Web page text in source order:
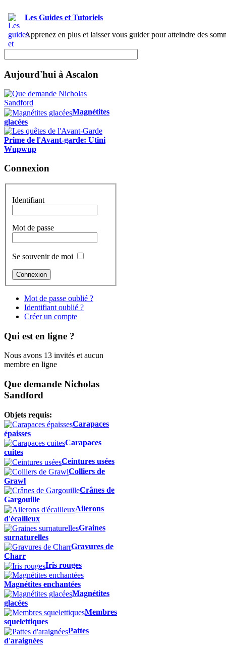
Les Guides et Tutoriels
Apprenez en plus et laisser vous guider pour atteindre des
Aujourd'hui à Ascalon
Magnétites
glacées
Prime de l'Avant-garde: Utini
Wupwup
Connexion
Identifiant
Mot de passe
Se souvenir de moi
Mot de passe oublié ?
Identifiant oublié ?
Créer un compte
Qui est en ligne ?
Nous avons 13 invités et aucun
membre en ligne
Que demande Nicholas
Sandford
Objets requis:
Carapaces
épaisses
Carapaces
cuites
Ceintures usées
Colliers de
Grawl
Crânes de
Gargouille
Ailerons
d'écailleux
Graines
surnaturelles
Gravures de
Charr
Iris rouges
Magnétites enchantées
Magnétites
glacées
Membres
squelettiques
Pattes
d'araignées